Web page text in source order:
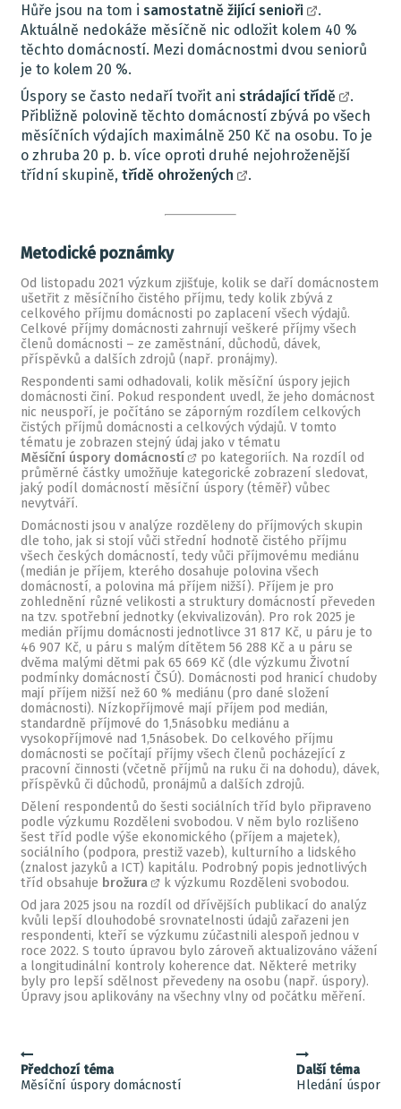
Hůře jsou na tom i samostatně žijící senioři
.
Aktuálně nedokáže měsíčně nic odložit kolem 40 %
těchto domácností. Mezi domácnostmi dvou seniorů
je to kolem 20 %.
Úspory se často nedaří tvořit ani strádající třídě
.
Přibližně polovině těchto domácností zbývá po všech
měsíčních výdajích maximálně 250 Kč na osobu. To je
o zhruba 20 p. b. více oproti druhé nejohroženější
třídní skupině, třídě ohrožených .
Metodické poznámky
Od listopadu 2021 výzkum zjišťuje, kolik se daří domácnostem
ušetřit z měsíčního čistého příjmu, tedy kolik zbývá z
celkového příjmu domácnosti po zaplacení všech výdajů.
Celkové příjmy domácnosti zahrnují veškeré příjmy všech
členů domácnosti – ze zaměstnání, důchodů, dávek,
příspěvků a dalších zdrojů (např. pronájmy).
Respondenti sami odhadovali, kolik měsíční úspory jejich
domácnosti činí. Pokud respondent uvedl, že jeho domácnost
nic neuspoří, je počítáno se záporným rozdílem celkových
čistých příjmů domácnosti a celkových výdajů. V tomto
tématu je zobrazen stejný údaj jako v tématu
Měsíční úspory domácností
po kategoriích. Na rozdíl od
průměrné částky umožňuje kategorické zobrazení sledovat,
jaký podíl domácností měsíční úspory (téměř) vůbec
nevytváří.
Domácnosti jsou v analýze rozděleny do příjmových skupin
dle toho, jak si stojí vůči střední hodnotě čistého příjmu
všech českých domácností, tedy vůči příjmovému mediánu
(medián je příjem, kterého dosahuje polovina všech
domácností, a polovina má příjem nižší). Příjem je pro
zohlednění různé velikosti a struktury domácností převeden
na tzv. spotřební jednotky (ekvivalizován). Pro rok 2025 je
medián příjmu domácnosti jednotlivce 31 817 Kč, u páru je to
46 907 Kč, u páru s malým dítětem 56 288 Kč a u páru se
dvěma malými dětmi pak 65 669 Kč (dle výzkumu Životní
podmínky domácností ČSÚ). Domácnosti pod hranicí chudoby
mají příjem nižší než 60 % mediánu (pro dané složení
domácnosti). Nízkopříjmové mají příjem pod medián,
standardně příjmové do 1,5násobku mediánu a
vysokopříjmové nad 1,5násobek. Do celkového příjmu
domácnosti se počítají příjmy všech členů pocházející z
pracovní činnosti (včetně příjmů na ruku či na dohodu), dávek,
příspěvků či důchodů, pronájmů a dalších zdrojů.
Dělení respondentů do šesti sociálních tříd bylo připraveno
podle výzkumu Rozděleni svobodou. V něm bylo rozlišeno
šest tříd podle výše ekonomického (příjem a majetek),
sociálního (podpora, prestiž vazeb), kulturního a lidského
(znalost jazyků a ICT) kapitálu. Podrobný popis jednotlivých
tříd obsahuje brožura
k výzkumu Rozděleni svobodou.
Od jara 2025 jsou na rozdíl od dřívějších publikací do analýz
kvůli lepší dlouhodobé srovnatelnosti údajů zařazeni jen
respondenti, kteří se výzkumu zúčastnili alespoň jednou v
roce 2022. S touto úpravou bylo zároveň aktualizováno vážení
a longitudinální kontroly koherence dat. Některé metriky
byly pro lepší sdělnost převedeny na osobu (např. úspory).
Úpravy jsou aplikovány na všechny vlny od počátku měření.
Předchozí téma
Měsíční úspory domácností
Další téma
Hledání úspor